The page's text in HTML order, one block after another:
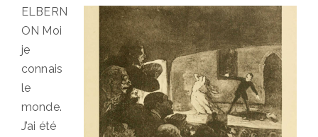
ELBERN
ON Moi
je
connais
le
monde.
J’ai été